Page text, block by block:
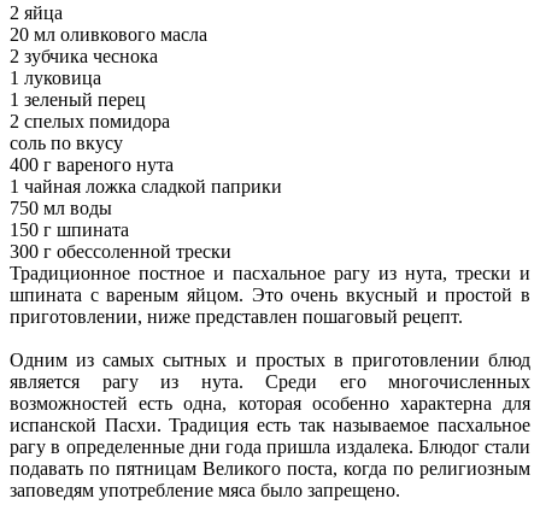
2 яйца
20 мл оливкового масла
2 зубчика чеснока
1 луковица
1 зеленый перец
2 спелых помидора
соль по вкусу
400 г вареного нута
1 чайная ложка сладкой паприки
750 мл воды
150 г шпината
300 г обессоленной трески
Традиционное постное и пасхальное рагу из нута, трески и
шпината с вареным яйцом. Это очень вкусный и простой в
приготовлении, ниже представлен пошаговый рецепт.
Одним из самых сытных и простых в приготовлении блюд
является рагу из нута. Среди его многочисленных
возможностей есть одна, которая особенно характерна для
испанской Пасхи. Традиция есть так называемое пасхальное
рагу в определенные дни года пришла издалека. Блюдог стали
подавать по пятницам Великого поста, когда по религиозным
заповедям употребление мяса было запрещено.